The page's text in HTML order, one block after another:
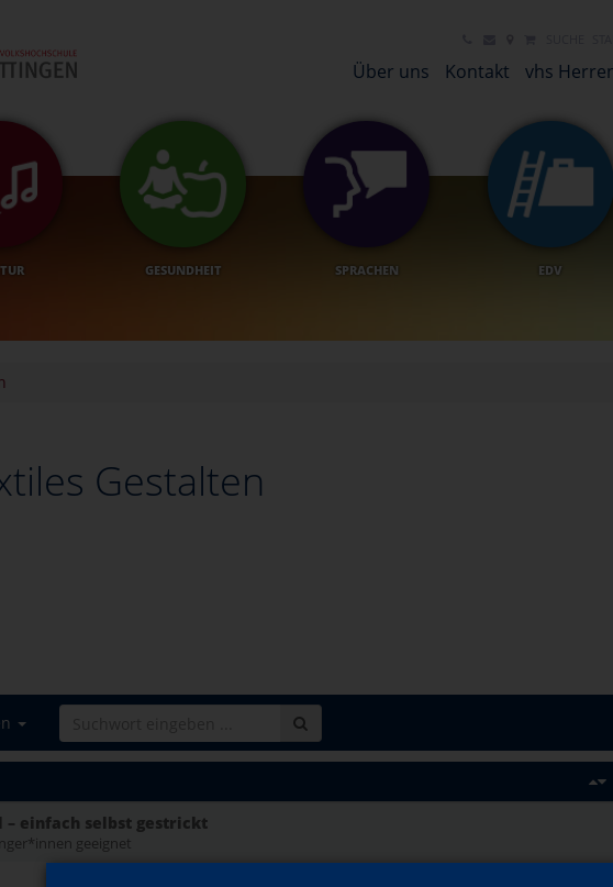
Über uns Kontakt vhs
GESUNDHEIT SPRACHEN EDV
Gestalten
– einfach selbst gestrickt
geeignet